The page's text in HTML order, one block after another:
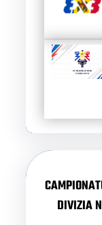
DIVIZIA